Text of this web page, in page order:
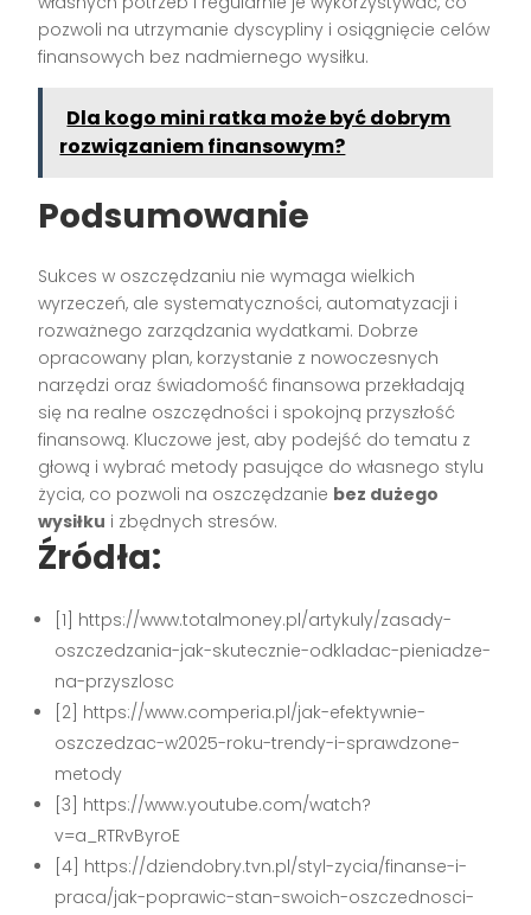
pozwoli na utrzymanie dyscypliny i osiągnięcie celów
finansowych bez nadmiernego wysiłku.
Dla kogo mini ratka może być dobrym
rozwiązaniem finansowym?
Podsumowanie
Sukces w oszczędzaniu nie wymaga wielkich
wyrzeczeń, ale systematyczności, automatyzacji i
rozważnego zarządzania wydatkami. Dobrze
opracowany plan, korzystanie z nowoczesnych
narzędzi oraz świadomość finansowa przekładają
się na realne oszczędności i spokojną przyszłość
finansową. Kluczowe jest, aby podejść do tematu z
głową i wybrać metody pasujące do własnego stylu
życia, co pozwoli na oszczędzanie bez dużego
wysiłku i zbędnych stresów.
Źródła:
[1] https://www.totalmoney.pl/artykuly/zasady-
oszczedzania-jak-skutecznie-odkladac-pieniadze-
na-przyszlosc
[2] https://www.comperia.pl/jak-efektywnie-
oszczedzac-w2025-roku-trendy-i-sprawdzone-
metody
[3] https://www.youtube.com/watch?
v=a_RTRvByroE
[4] https://dziendobry.tvn.pl/styl-zycia/finanse-i-
praca/jak-poprawic-stan-swoich-oszczednosci-